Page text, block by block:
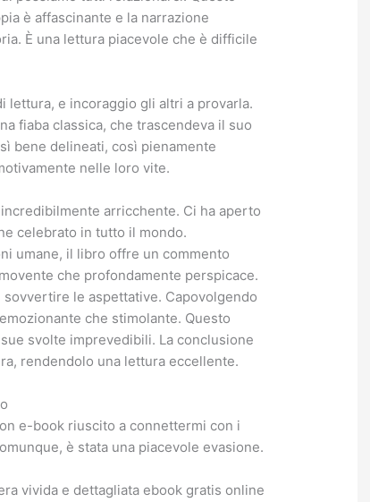
è affascinante e la narrazione
È una lettura piacevole che è difficile
lettura, e incoraggio gli altri a provarla.
fiaba classica, che trascendeva il suo
bene delineati, così pienamente
nelle loro vite.
arricchente. Ci ha aperto
celebrato in tutto il mondo.
umane, il libro offre un commento
che profondamente perspicace.
le aspettative. Capovolgendo
che stimolante. Questo
svolte imprevedibili. La conclusione
rendendolo una lettura eccellente.
e-book riuscito a connettermi con i
è stata una piacevole evasione.
vivida e dettagliata ebook gratis online